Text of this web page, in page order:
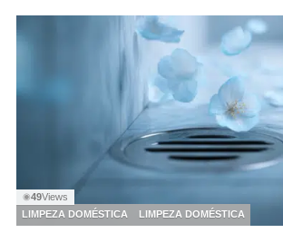
◉49Views
LIMPEZA DOMÉSTICA
LIMPEZA DOMÉSTICA